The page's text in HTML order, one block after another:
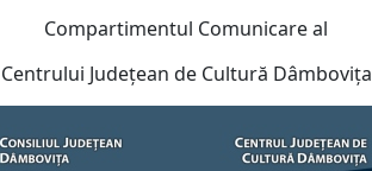
Compartimentul Comunicare al
Centrului Judeţean de Cultură Dâmboviţa